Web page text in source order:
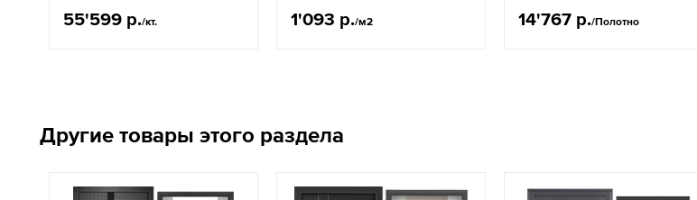
55'599 р./кт. 1'093 р./м2 14'767 р./Полотно
Другие товары этого раздела